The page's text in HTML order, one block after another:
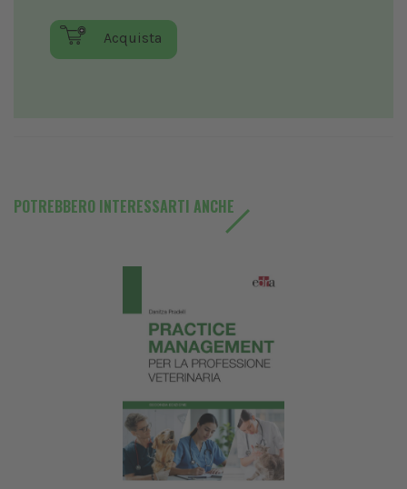
Acquista
POTREBBERO INTERESSARTI ANCHE